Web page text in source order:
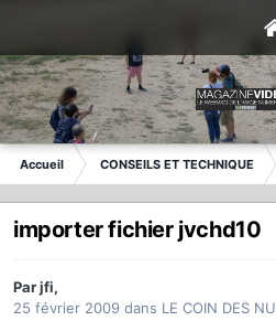
Accueil CONSEILS ET TECHNIQUE
importer fichier jvchd10
Parjfi,
25 février 2009 dans LE COIN DES